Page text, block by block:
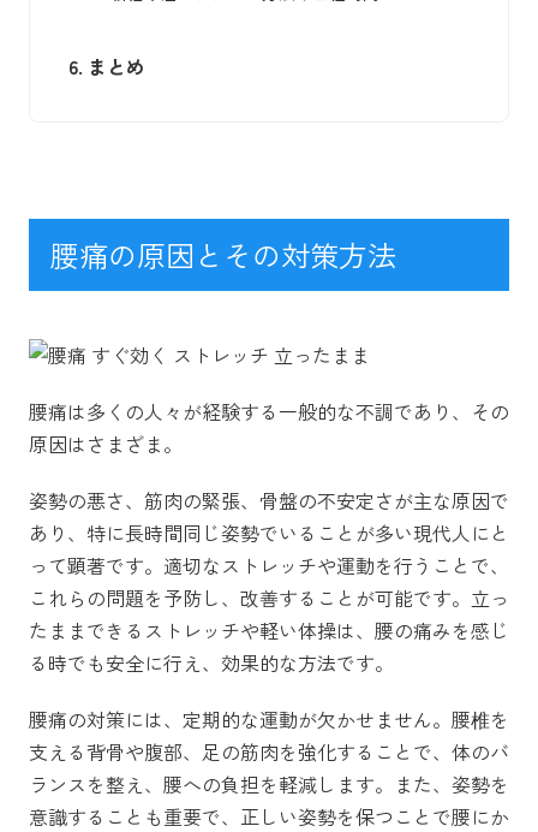
6. まとめ
腰痛の原因とその対策方法
腰痛は多くの人々が経験する一般的な不調であり、その
原因はさまざま。
姿勢の悪さ、筋肉の緊張、骨盤の不安定さが主な原因で
あり、特に長時間同じ姿勢でいることが多い現代人にと
って顕著です。適切なストレッチや運動を行うことで、
これらの問題を予防し、改善することが可能です。立っ
たままできるストレッチや軽い体操は、腰の痛みを感じ
る時でも安全に行え、効果的な方法です。
腰痛の対策には、定期的な運動が欠かせません。腰椎を
支える背骨や腹部、足の筋肉を強化することで、体のバ
ランスを整え、腰への負担を軽減します。また、姿勢を
意識することも重要で、正しい姿勢を保つことで腰にか